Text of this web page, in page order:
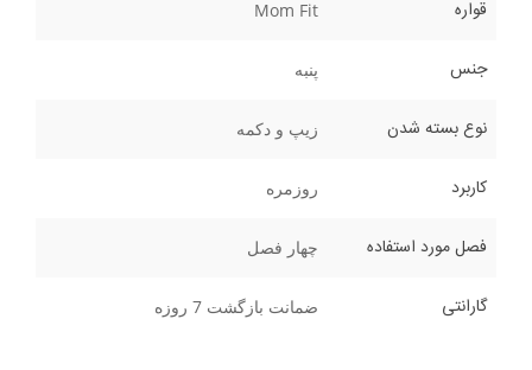
قواره Mom Fit
جنس پنبه
نوع بسته شدن زیپ و دکمه
کاربرد روزمره
فصل مورد استفاده چهار فصل
گارانتی ضمانت بازگشت 7 روزه